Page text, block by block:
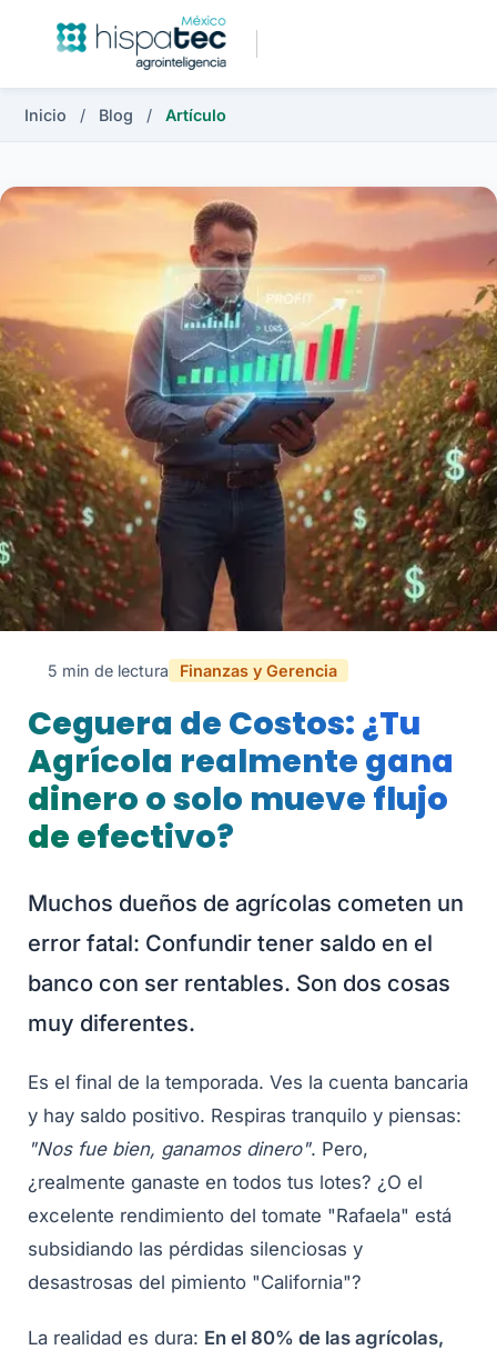
Inicio / Blog / Artículo
5 min de lectura Finanzas y Gerencia
Ceguera de Costos: ¿Tu
Agrícola realmente gana
dinero o solo mueve flujo
de efectivo?
Muchos dueños de agrícolas cometen un
error fatal: Confundir tener saldo en el
banco con ser rentables. Son dos cosas
muy diferentes.
Es el final de la temporada. Ves la cuenta bancaria
y hay saldo positivo. Respiras tranquilo y piensas:
"Nos fue bien, ganamos dinero". Pero,
¿realmente ganaste en todos tus lotes? ¿O el
excelente rendimiento del tomate "Rafaela" está
subsidiando las pérdidas silenciosas y
desastrosas del pimiento "California"?
La realidad es dura: En el 80% de las agrícolas,